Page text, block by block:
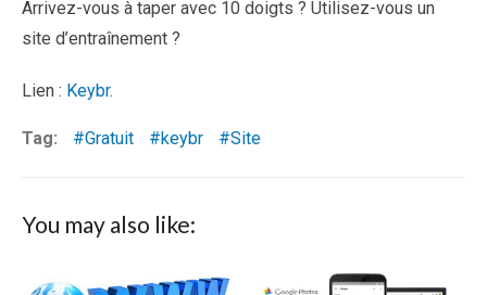
Arrivez-vous à taper avec 10 doigts ? Utilisez-vous un
site d’entraînement ?
Lien : Keybr.
Tag: Gratuit keybr Site
You may also like: